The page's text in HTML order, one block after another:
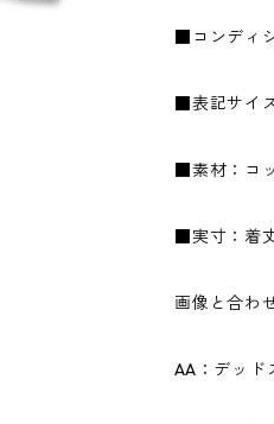
■コンディ
■表記サイ
■素材：コ
■実寸：着
画像と合わ
AA：デッド